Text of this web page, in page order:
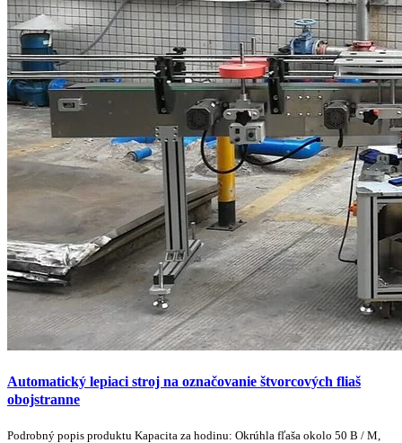
Automatický lepiaci stroj na označovanie štvorcových fliaš
obojstranne
Podrobný popis produktu Kapacita za hodinu: Okrúhla fľaša okolo 50 B / M,